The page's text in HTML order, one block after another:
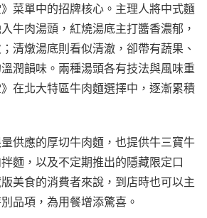
菜單中的招牌核心。主理人將中式麵
牛肉湯頭，紅燒湯底主打醬香濃郁，
清燉湯底則看似清澈，卻帶有蔬果、
潤韻味。兩種湯頭各有技法與風味重
在北大特區牛肉麵選擇中，逐漸累積
供應的厚切牛肉麵，也提供牛三寶牛
麵，以及不定期推出的隱藏限定口
美食的消費者來說，到店時也可以主
品項，為用餐增添驚喜。